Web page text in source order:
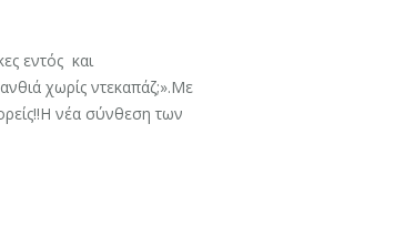
εντός και
χωρίς ντεκαπάζ;».Με
νέα σύνθεση των